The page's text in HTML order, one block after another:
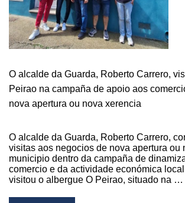
O alcalde da Guarda, Roberto Carrero,
Peirao na campaña de apoio aos
nova apertura ou nova xerencia
O alcalde da Guarda, Roberto Carrero,
visitas aos negocios de nova apertura ou
municipio dentro da campaña de
comercio e da actividade económica
visitou o albergue O Peirao, situado na …